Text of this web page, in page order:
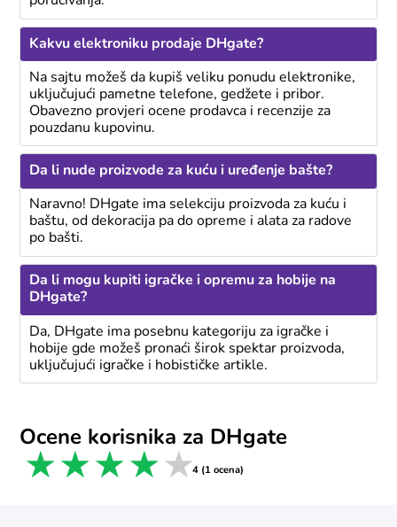
Kakvu elektroniku prodaje DHgate?
Na sajtu možeš da kupiš veliku ponudu elektronike,
uključujući pametne telefone, gedžete i pribor.
Obavezno provjeri ocene prodavca i recenzije za
pouzdanu kupovinu.
Da li nude proizvode za kuću i uređenje bašte?
Naravno! DHgate ima selekciju proizvoda za kuću i
baštu, od dekoracija pa do opreme i alata za radove
po bašti.
Da li mogu kupiti igračke i opremu za hobije na
DHgate?
Da, DHgate ima posebnu kategoriju za igračke i
hobije gde možeš pronaći širok spektar proizvoda,
uključujući igračke i hobističke artikle.
Ocene korisnika za DHgate
5 stars
4 stars
3 stars
2 stars
1 star 4 (1 ocena)